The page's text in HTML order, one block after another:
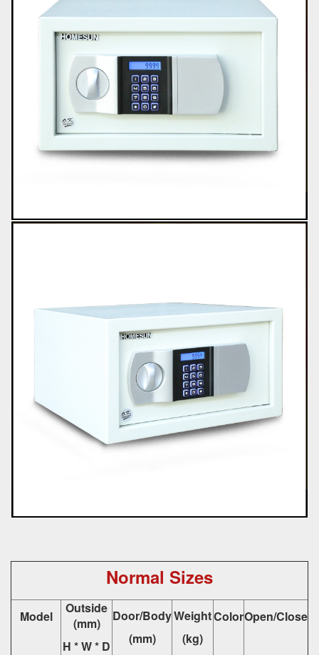
Normal Sizes
Model
Outside
(mm)
H * W * D
Door/Body
(mm)
Weight
(kg)
ColorOpen/Close